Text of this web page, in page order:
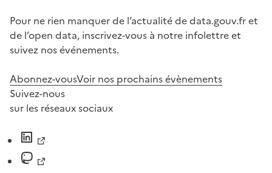
Pour ne rien manquer de l’actualité de data.gouv.fr et
de l’open data, inscrivez-vous à notre infolettre et
suivez nos événements.
Abonnez-vousVoir nos prochains évènements
Suivez-nous
sur les réseaux sociaux